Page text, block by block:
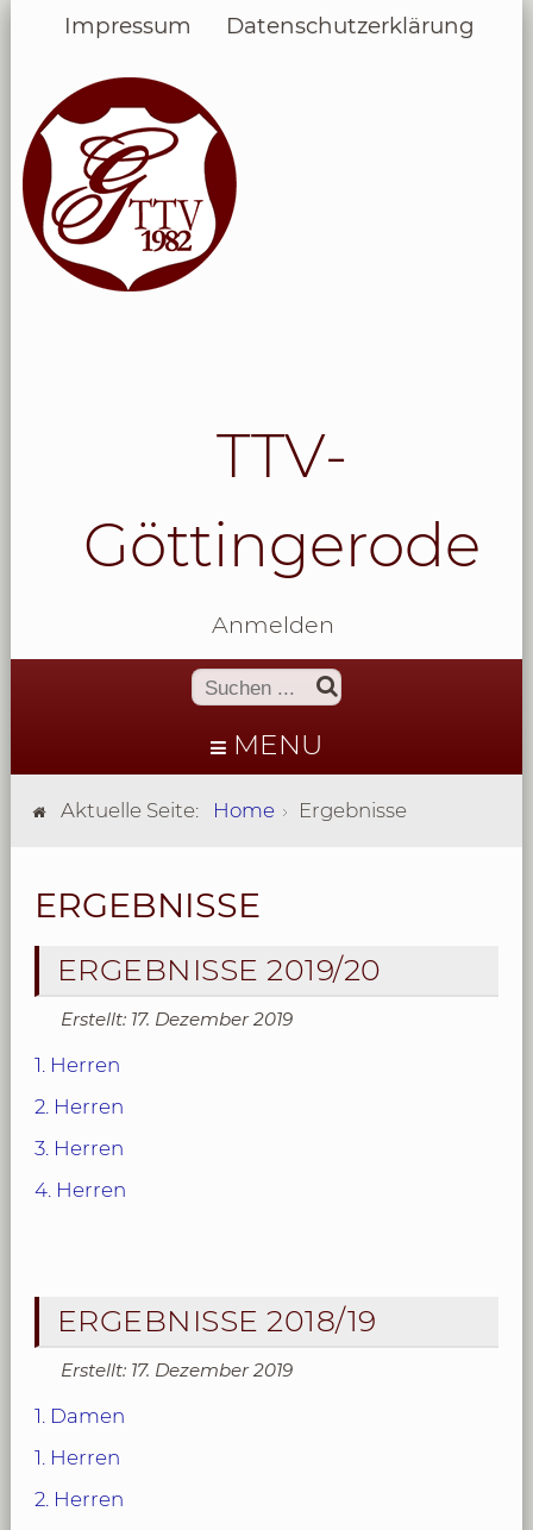
Impressum Datenschutzerklärung
TTV-
Göttingerode
Anmelden
MENU
Aktuelle Seite: Home Ergebnisse
ERGEBNISSE
ERGEBNISSE 2019/20
Erstellt: 17. Dezember 2019
1. Herren
2. Herren
3. Herren
4. Herren
ERGEBNISSE 2018/19
Erstellt: 17. Dezember 2019
1. Damen
1. Herren
2. Herren